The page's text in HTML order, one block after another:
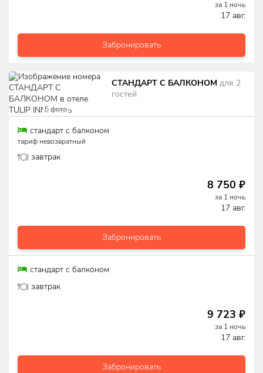
за 1 ночь
17 авг.
Забронировать
5 фото
СТАНДАРТ С БАЛКОНОМ для 2
гостей
стандарт с балконом
тариф невозвратный
завтрак
8 750 ₽
за 1 ночь
17 авг.
Забронировать
стандарт с балконом
завтрак
9 723 ₽
за 1 ночь
17 авг.
Забронировать